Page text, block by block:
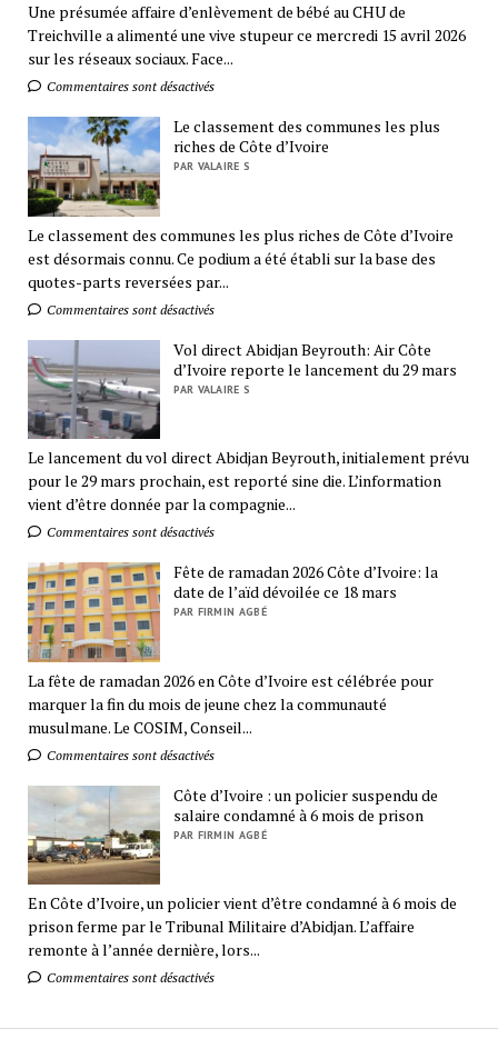
Une présumée affaire d’enlèvement de bébé au CHU de
Treichville a alimenté une vive stupeur ce mercredi 15 avril 2026
sur les réseaux sociaux. Face...
Commentaires sont désactivés
Le classement des communes les plus
riches de Côte d’Ivoire
PAR VALAIRE S
Le classement des communes les plus riches de Côte d’Ivoire
est désormais connu. Ce podium a été établi sur la base des
quotes-parts reversées par...
Commentaires sont désactivés
Vol direct Abidjan Beyrouth: Air Côte
d’Ivoire reporte le lancement du 29 mars
PAR VALAIRE S
Le lancement du vol direct Abidjan Beyrouth, initialement prévu
pour le 29 mars prochain, est reporté sine die. L’information
vient d’être donnée par la compagnie...
Commentaires sont désactivés
Fête de ramadan 2026 Côte d’Ivoire: la
date de l’aïd dévoilée ce 18 mars
PAR FIRMIN AGBÉ
La fête de ramadan 2026 en Côte d’Ivoire est célébrée pour
marquer la fin du mois de jeune chez la communauté
musulmane. Le COSIM, Conseil...
Commentaires sont désactivés
Côte d’Ivoire : un policier suspendu de
salaire condamné à 6 mois de prison
PAR FIRMIN AGBÉ
En Côte d’Ivoire, un policier vient d’être condamné à 6 mois de
prison ferme par le Tribunal Militaire d’Abidjan. L’affaire
remonte à l’année dernière, lors...
Commentaires sont désactivés